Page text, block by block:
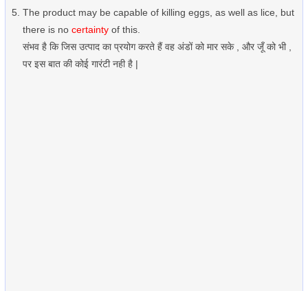
The product may be capable of killing eggs, as well as lice, but
there is no certainty of this.
संभव है कि जिस उत्पाद का प्रयोग करते हैं वह अंडों को मार सके , और जूँ को भी ,
पर इस बात की कोई गारंटी नही है |